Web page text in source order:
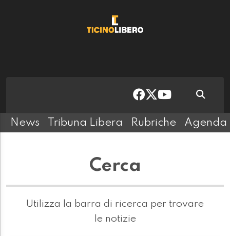
News Tribuna Libera Rubriche Agenda
Cerca
Utilizza la barra di ricerca per trovare
le notizie